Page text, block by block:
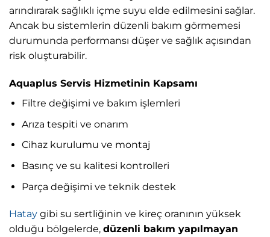
arındırarak sağlıklı içme suyu elde edilmesini sağlar.
Ancak bu sistemlerin düzenli bakım görmemesi
durumunda performansı düşer ve sağlık açısından
risk oluşturabilir.
Aquaplus Servis Hizmetinin Kapsamı
Filtre değişimi ve bakım işlemleri
Arıza tespiti ve onarım
Cihaz kurulumu ve montaj
Basınç ve su kalitesi kontrolleri
Parça değişimi ve teknik destek
Hatay gibi su sertliğinin ve kireç oranının yüksek
olduğu bölgelerde, düzenli bakım yapılmayan